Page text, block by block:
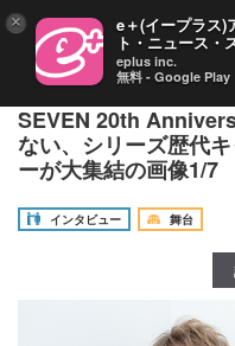
「楽しく、大変に」
SEVEN 20th
ない、シリーズ歴代
ーが大集結の画像1/7
インタビュー
舞台
× e＋(イープラス)
ト・ニュース・
eplus inc.
無料 - Google Play